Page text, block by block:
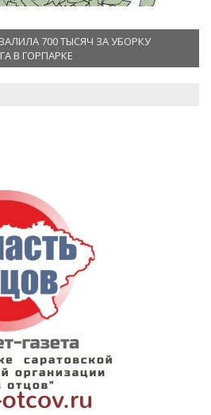
700 ТЫСЯЧ ЗА УБОРКУ
В ГОРПАРКЕ